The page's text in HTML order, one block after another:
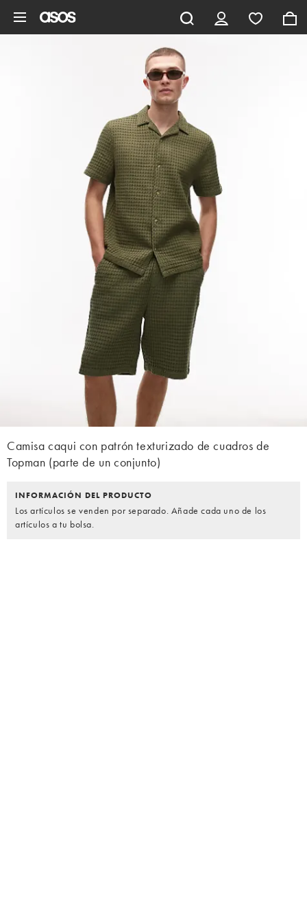
Camisa caqui con patrón texturizado de cuadros de
Topman (parte de un conjunto)
INFORMACIÓN DEL PRODUCTO
Los artículos se venden por separado. Añade cada uno de los
artículos a tu bolsa.